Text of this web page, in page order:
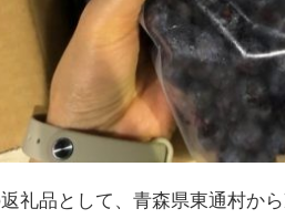
礼品として、青森県東通村か